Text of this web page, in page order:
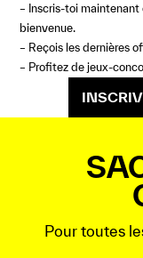
– Inscris-toi
bienvenue.
– Reçois les dernières
– Profitez de jeux-
Pour toutes